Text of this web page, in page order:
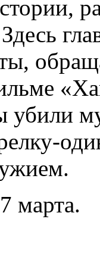
убили
марта.